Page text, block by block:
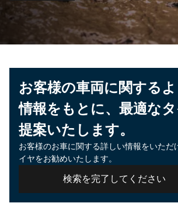
お客様の車両に関する
情報をもとに、最適な
提案いたします。
お客様のお車に関する詳しい情報をいただ
イヤをお勧めいたします。
検索を完了してください